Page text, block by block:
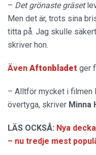
– Det grönaste gräset
Men det är, trots sina
titta på. Jag skulle
skriver hon.
Även Aftonbladet ger
– Alltför mycket i filmen
övertyga, skriver Minna
LÄS OCKSÅ: Nya
– nu tredje mest